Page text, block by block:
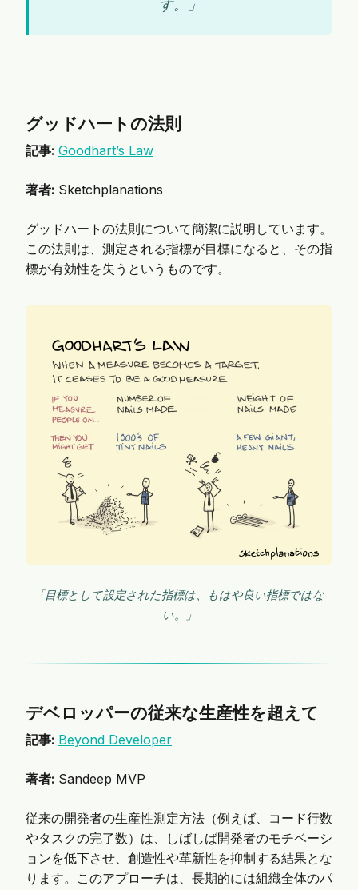
す。」
グッドハートの法則
記事: Goodhart’s Law
著者: Sketchplanations
グッドハートの法則について簡潔に説明しています。
この法則は、測定される指標が目標になると、その指
標が有効性を失うというものです。
「目標として設定された指標は、もはや良い指標ではな
い。」
デベロッパーの従来な生産性を超えて
記事: Beyond Developer
著者: Sandeep MVP
従来の開発者の生産性測定方法（例えば、コード行数
やタスクの完了数）は、しばしば開発者のモチベーシ
ョンを低下させ、創造性や革新性を抑制する結果とな
ります。このアプローチは、長期的には組織全体のパ